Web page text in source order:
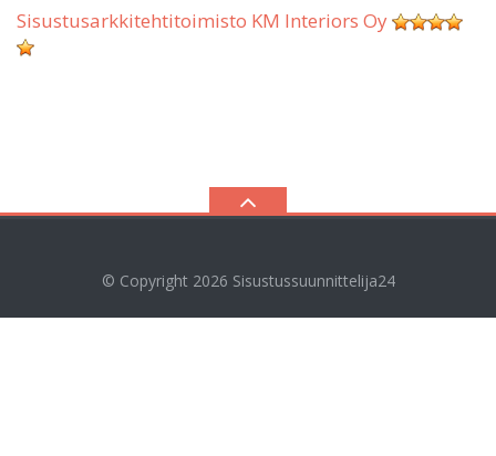
Sisustusarkkitehtitoimisto KM Interiors Oy
© Copyright 2026 Sisustussuunnittelija24